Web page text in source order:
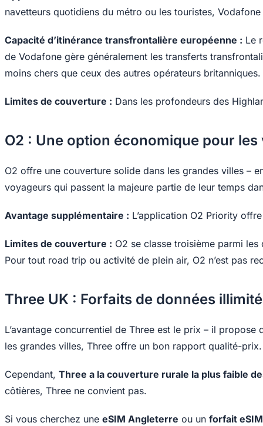
navetteurs quotidiens du métro ou les touristes,
Capacité d’itinérance transfrontalière européenne : Le
de Vodafone gère généralement les transferts
moins chers que ceux des autres opérateurs britanniques.
Limites de couverture : Dans les profondeurs des
O2 : Une option économique pour
O2 offre une couverture solide dans les grandes villes –
voyageurs qui passent la majeure partie de leur temps
Avantage supplémentaire : L’application O2 Priority
Limites de couverture : O2 se classe troisième parmi
Pour tout road trip ou activité de plein air, O2 n’est pas
Three UK : Forfaits de données
L’avantage concurrentiel de Three est le prix – il
les grandes villes, Three offre un bon rapport qualité-prix.
Cependant, Three a la couverture rurale la plus faible
côtières, Three ne convient pas.
Si vous cherchez une eSIM Angleterre ou un forfait